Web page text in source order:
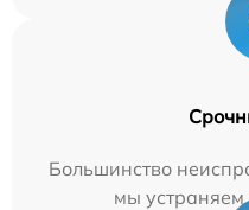
Большинство
мы устраняем